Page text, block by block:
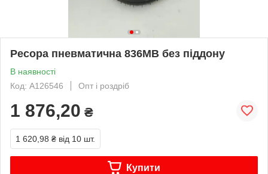
Ресора пневматична 836MB без піддону
В наявності
Код: A126546
Опт і роздріб
1 876,20 ₴
1 620,98 ₴ від 10 шт.
Купити